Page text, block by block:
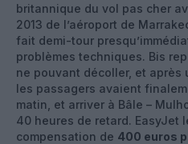
britannique du vol pas cher
2013 de l’aéroport de
fait demi-tour
problèmes techniques. Bis
ne pouvant décoller, et après
les passagers avaient
matin, et arriver à Bâle –
40 heures de retard. EasyJet
compensation de 400 euros